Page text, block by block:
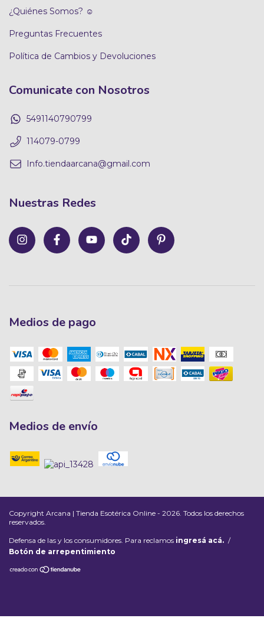
¿Quiénes Somos? ☺
Preguntas Frecuentes
Política de Cambios y Devoluciones
Comunicate con Nosotros
5491140790799
114079-0799
Info.tiendaarcana@gmail.com
Nuestras Redes
Medios de pago
Medios de envío
Copyright Arcana | Tienda Esotérica Online - 2026. Todos los derechos
reservados.
Defensa de las y los consumidores. Para reclamos ingresá acá. /
Botón de arrepentimiento